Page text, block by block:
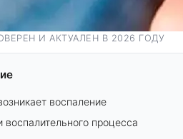
И АКТУАЛЕН В 2026 ГОДУ
воспаление
воспалительного процесса